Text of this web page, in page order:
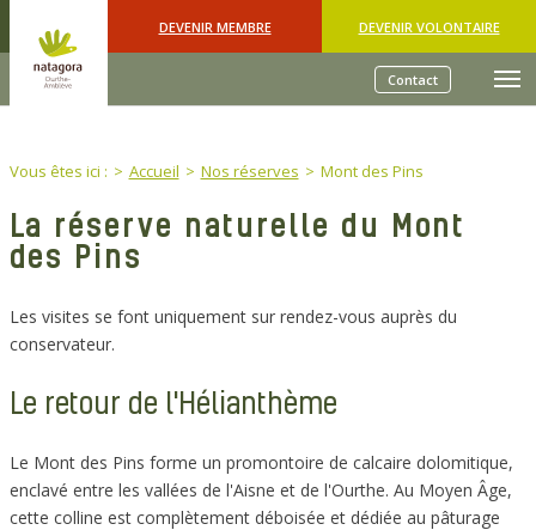
DEVENIR MEMBRE DEVENIR VOLONTAIRE
Contact
You are here:
Vous êtes ici : Accueil Nos réserves Mont des Pins
La réserve naturelle du Mont
des Pins
Les visites se font uniquement sur rendez-vous auprès du
conservateur.
Le retour de l'Hélianthème
Le Mont des Pins forme un promontoire de calcaire dolomitique,
enclavé entre les vallées de l'Aisne et de l'Ourthe. Au Moyen Âge,
cette colline est complètement déboisée et dédiée au pâturage